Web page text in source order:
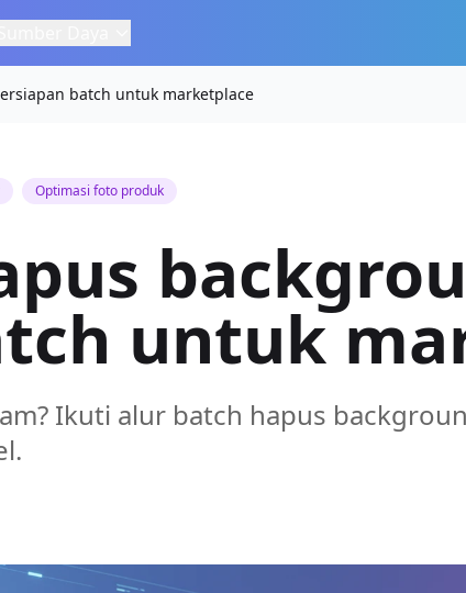
batch untuk marketplace
Optimasi foto produk
untuk
Ikuti alur batch hapus